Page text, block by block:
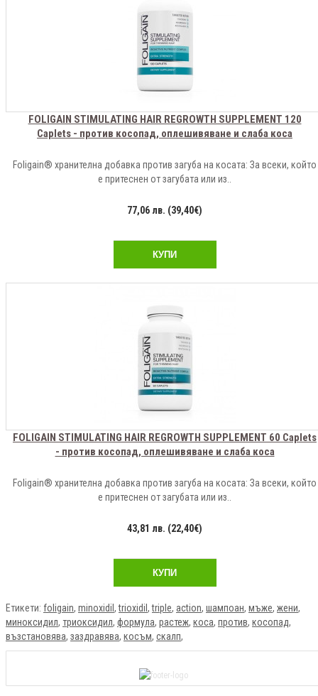
FOLIGAIN STIMULATING HAIR REGROWTH SUPPLEMENT 120
Caplets - против косопад, оплешивяване и слаба коса
Foligain® хранителна добавка против загуба на косата: За всеки, който
е притеснен от загубата или из..
77,06 лв. (39,40€)
КУПИ
FOLIGAIN STIMULATING HAIR REGROWTH SUPPLEMENT 60 Caplets
- против косопад, оплешивяване и слаба коса
Foligain® хранителна добавка против загуба на косата: За всеки, който
е притеснен от загубата или из..
43,81 лв. (22,40€)
КУПИ
Етикети: foligain, minoxidil,trioxidil,triple, action, шампоан, мъже, жени,
миноксидил, триоксидил, формула, растеж, коса, против, косопад,
възстановява, заздравява, косъм, скалп,